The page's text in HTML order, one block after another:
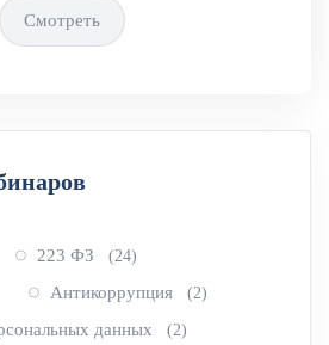
Смотреть
223 ФЗ (24)
Антикоррупция (2)
данных (2)